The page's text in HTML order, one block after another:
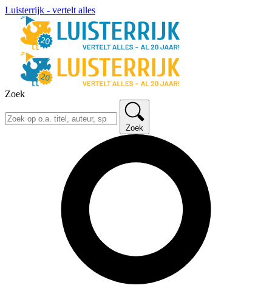
Luisterrijk - vertelt alles
Zoek
Zoek